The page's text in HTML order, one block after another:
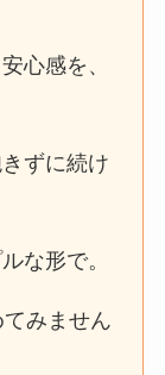
心感を、
ずに続け
な形で。
みません